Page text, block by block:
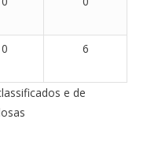
0 6
e de